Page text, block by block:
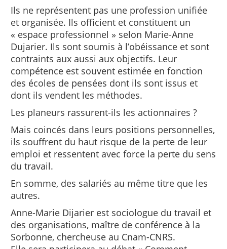
Ils ne représentent pas une profession unifiée
et organisée. Ils officient et constituent un
« espace professionnel » selon Marie-Anne
Dujarier. Ils sont soumis à l’obéissance et sont
contraints aux aussi aux objectifs. Leur
compétence est souvent estimée en fonction
des écoles de pensées dont ils sont issus et
dont ils vendent les méthodes.
Les planeurs rassurent-ils les actionnaires ?
Mais coincés dans leurs positions personnelles,
ils souffrent du haut risque de la perte de leur
emploi et ressentent avec force la perte du sens
du travail.
En somme, des salariés au même titre que les
autres.
Anne-Marie Dijarier est sociologue du travail et
des organisations, maître de conférence à la
Sorbonne, chercheuse au Cnam-CNRS.